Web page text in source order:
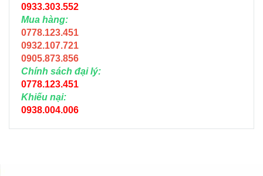
0933.303.552
Mua hàng:
0778.123.451
0932.107.721
0905.873.856
Chính sách đại lý:
0778.123.451
Khiếu nại:
0938.004.006